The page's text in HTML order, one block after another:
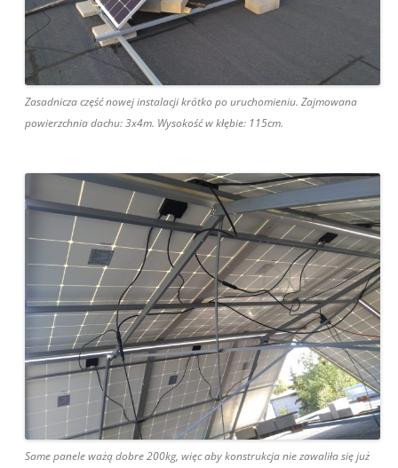
Zasadnicza część nowej instalacji krótko po uruchomieniu. Zajmowana
powierzchnia dachu: 3x4m. Wysokość w kłębie: 115cm.
Same panele ważą dobre 200kg, więc aby konstrukcja nie zawaliła się już